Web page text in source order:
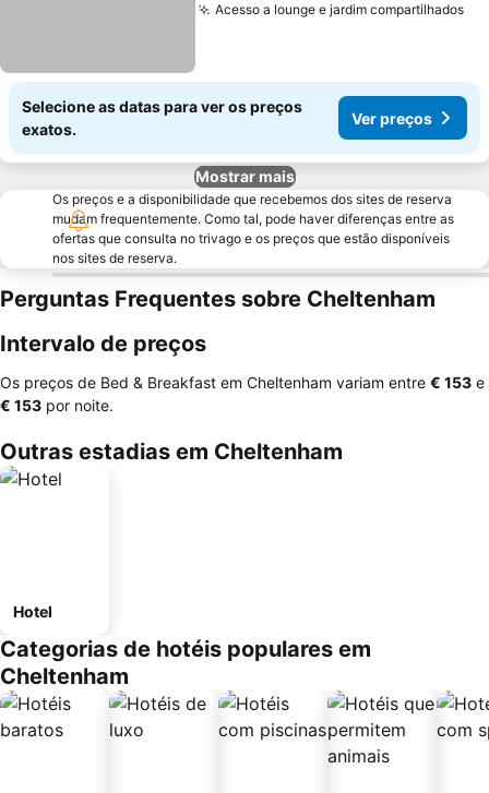
Acesso a lounge e jardim compartilhados
Selecione as datas para ver os preços
exatos.
Ver preços
Mostrar mais
Os preços e a disponibilidade que recebemos dos sites de reserva
mudam frequentemente. Como tal, pode haver diferenças entre as
ofertas que consulta no trivago e os preços que estão disponíveis
nos sites de reserva.
Perguntas Frequentes sobre Cheltenham
Intervalo de preços
Os preços de Bed & Breakfast em Cheltenham variam entre ‎€ 153 e
‎€ 153 por noite.
Outras estadias em Cheltenham
Hotel
Categorias de hotéis populares em
Cheltenham